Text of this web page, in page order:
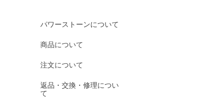
パワーストーンについて
商品について
注文について
返品・交換・修理につい
て